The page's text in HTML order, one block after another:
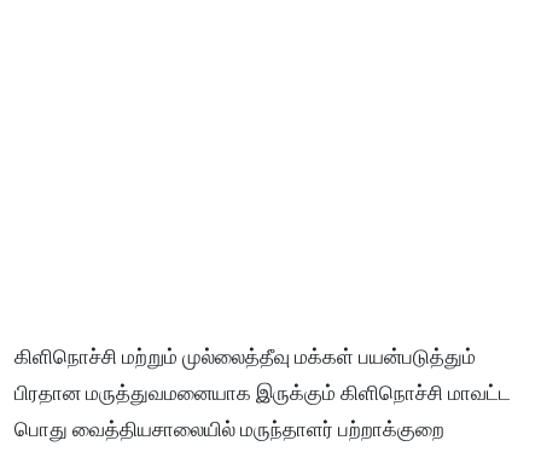
கிளிநொச்சி மற்றும் முல்லைத்தீவு மக்கள் பயன்படுத்தும்
பிரதான மருத்துவமனையாக இருக்கும் கிளிநொச்சி மாவட்ட
பொது வைத்தியசாலையில் மருந்தாளர் பற்றாக்குறை